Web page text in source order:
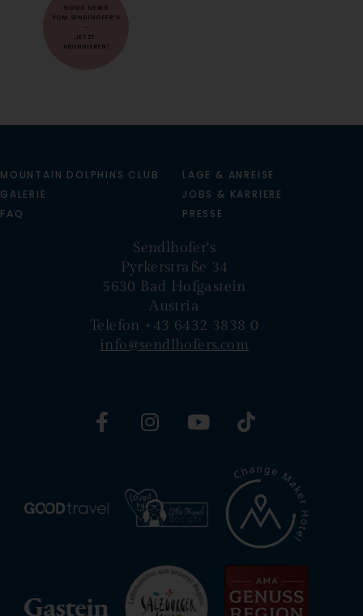
GOOD NEWS
VOM SENDLHOFER’S
–
JETZT
ABONNIEREN!
MOUNTAIN DOLPHINS CLUB
GALERIE
FAQ
LAGE & ANREISE
JOBS & KARRIERE
PRESSE
Sendlhofer‘s
Pyrkerstraße 34
5630 Bad Hofgastein
Austria
Telefon +43 6432 3838 0
info@sendlhofers.com